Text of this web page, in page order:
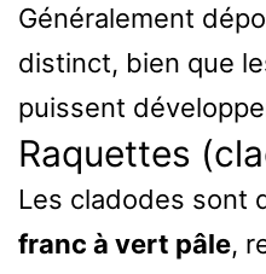
Généralement
distinct, bien que
puissent
Raquettes
Les cladodes sont
franc à vert pâle,